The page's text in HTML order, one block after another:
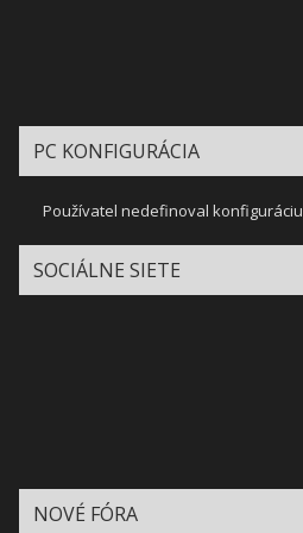
PC KONFIGURÁCIA
Používatel nedefinoval konfiguráciu
SOCIÁLNE SIETE
NOVÉ FÓRA